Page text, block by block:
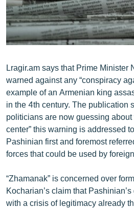
ՄԻՋԱԶԳԱՅԻՆ
ՄՇԱԿՈՒՅԹ
ՍՊՈՐՏ
ՄԵԿՆԱԲԱՆՈՒԹՅՈՒՆ
ՏՏ ԵՒ ԻՆՏԵՐՆԵՏ
ԿՈՐՈՆԱՎԻՐՈՒՍ
ԱՐԽԻՎ
ՏԵՍԱՆՅՈՒԹԵՐ
ԲԱՆԱՎԵՃ
ՁԳՏԵԼՈՎ ԼԱՎԱԳՈՒՅՆԻՆ
ՓՈԴՔԱՍԹ
Lragir.am says that Prime Minister
warned against any “conspiracy
example of an Armenian king
in the 4th century. The publication
politicians are now guessing
center” this warning is addressed
Pashinian first and foremost
forces that could be used by
“Zhamanak” is concerned over
Kocharian’s claim that
with a crisis of legitimacy already